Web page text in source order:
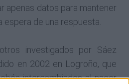
apenas datos para mantener
espera de una respuesta.
investigados por Sáez
en 2002 en Logroño, que
intercambiados al nacer